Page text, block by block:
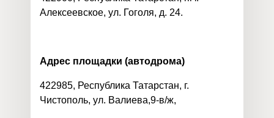
Алексеевское, ул. Гоголя, д. 24.
Адрес площадки (автодрома)
422985, Республика Татарстан, г.
Чистополь, ул. Валиева,9-в/ж,